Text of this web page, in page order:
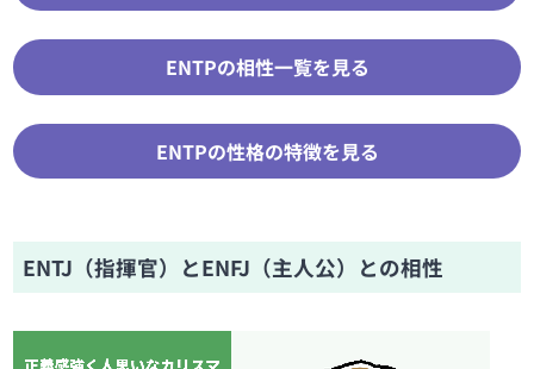
ENTPの相性一覧を見る
ENTPの性格の特徴を見る
ENTJ（指揮官）とENFJ（主人公）との相性